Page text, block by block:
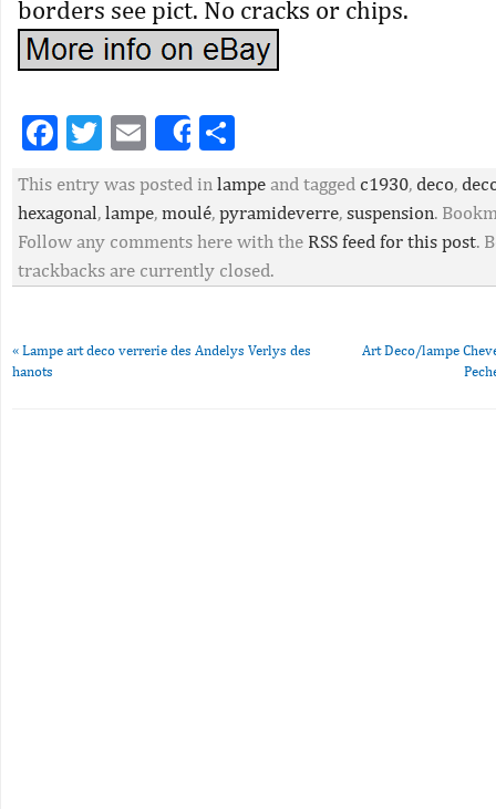
borders see pict. No cracks or chips.
Facebook
Twitter
EmailShare
This entry was posted in lampe and tagged c1930, deco,
hexagonal, lampe, moulé, pyramideverre, suspension.
Follow any comments here with the RSS feed for this post.
trackbacks are currently closed.
« Lampe art deco verrerie des Andelys Verlys des
hanots
Art Deco/lampe